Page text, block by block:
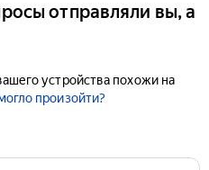
отправляли вы, а
устройства похожи на
произойти?